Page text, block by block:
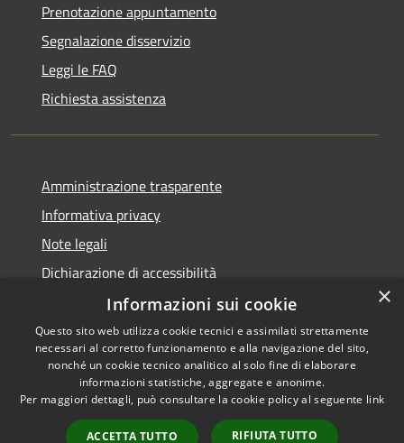
Prenotazione appuntamento
Segnalazione disservizio
Leggi le FAQ
Richiesta assistenza
Amministrazione trasparente
Informativa privacy
Note legali
Dichiarazione di accessibilità
Accessibilità
Privacy
Copyright © 2026 • Comune di
Carloforte • Powered by
Municipium•Accesso
redazione
×
Informazioni sui cookie
Questo sito web utilizza cookie tecnici e assimilati strettamente
necessari al corretto funzionamento e alla navigazione del sito,
nonché un cookie tecnico analitico al solo fine di elaborare
informazioni statistiche, aggregate e anonime.
Per maggiori dettagli, può consultare la cookie policy al seguente link
ACCETTA TUTTO RIFIUTA TUTTO